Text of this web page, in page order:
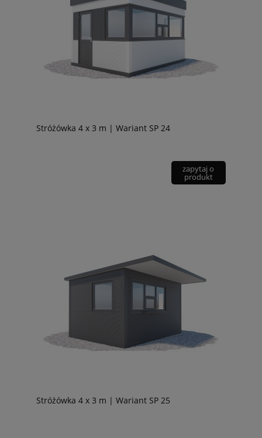
Stróżówka 4 x 3 m | Wariant SP 24
zapytaj o
produkt
Stróżówka 4 x 3 m | Wariant SP 25